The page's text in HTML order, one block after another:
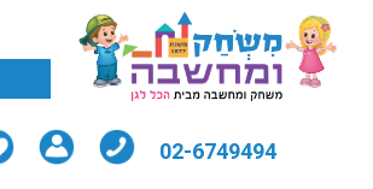
02-6749494